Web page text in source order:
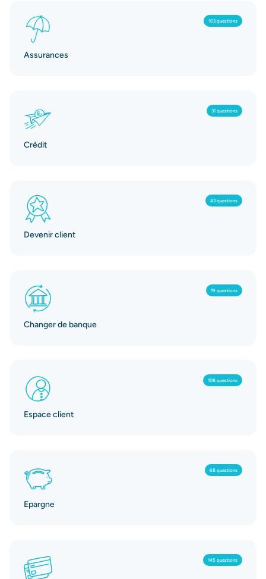
103 questions
Assurances
31 questions
Crédit
43 questions
Devenir client
19 questions
Changer de banque
108 questions
Espace client
68 questions
Epargne
145 questions